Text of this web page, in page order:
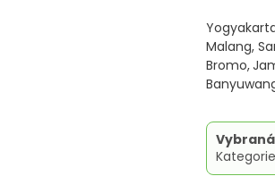
Malang,
Bromo,